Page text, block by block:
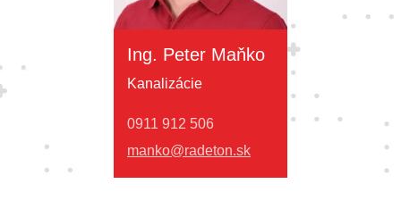
Ing. Peter Maňko
Kanalizácie
0911 912 506
manko@radeton.sk